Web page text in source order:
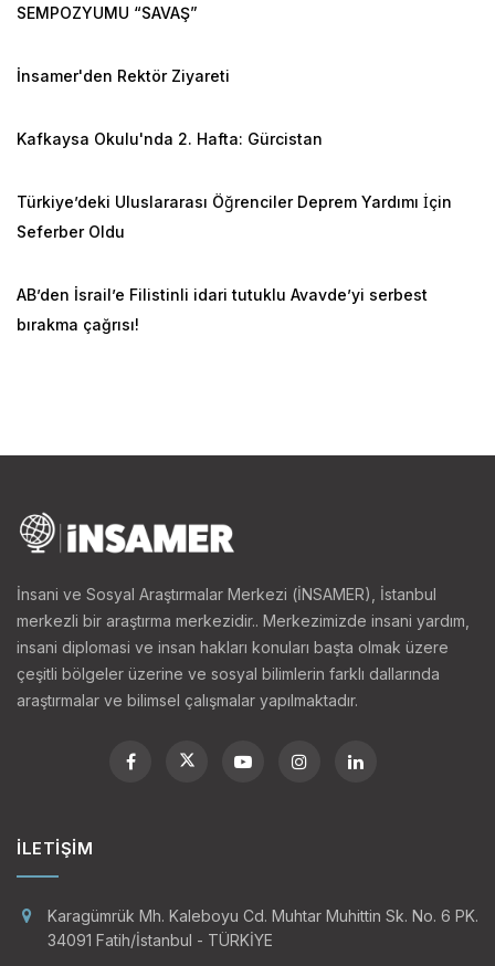
SEMPOZYUMU “SAVAŞ”
İnsamer'den Rektör Ziyareti
Kafkaysa Okulu'nda 2. Hafta: Gürcistan
Türkiye’deki Uluslararası Öğrenciler Deprem Yardımı İçin
Seferber Oldu
AB’den İsrail’e Filistinli idari tutuklu Avavde’yi serbest
bırakma çağrısı!
İnsani ve Sosyal Araştırmalar Merkezi (İNSAMER), İstanbul
merkezli bir araştırma merkezidir.. Merkezimizde insani yardım,
insani diplomasi ve insan hakları konuları başta olmak üzere
çeşitli bölgeler üzerine ve sosyal bilimlerin farklı dallarında
araştırmalar ve bilimsel çalışmalar yapılmaktadır.
İLETIŞIM
Karagümrük Mh. Kaleboyu Cd. Muhtar Muhittin Sk. No. 6 PK.
34091 Fatih/İstanbul - TÜRKİYE